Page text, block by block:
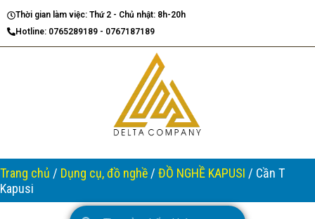
tới
nội
Thời gian làm việc: Thứ 2 - Chủ nhật: 8h-20h
Hotline: 0765289189 - 0767187189
Trang chủ / Dụng cụ, đồ nghề/ ĐỒ NGHỀ KAPUSI / Cần T
Kapusi
SearchSearch